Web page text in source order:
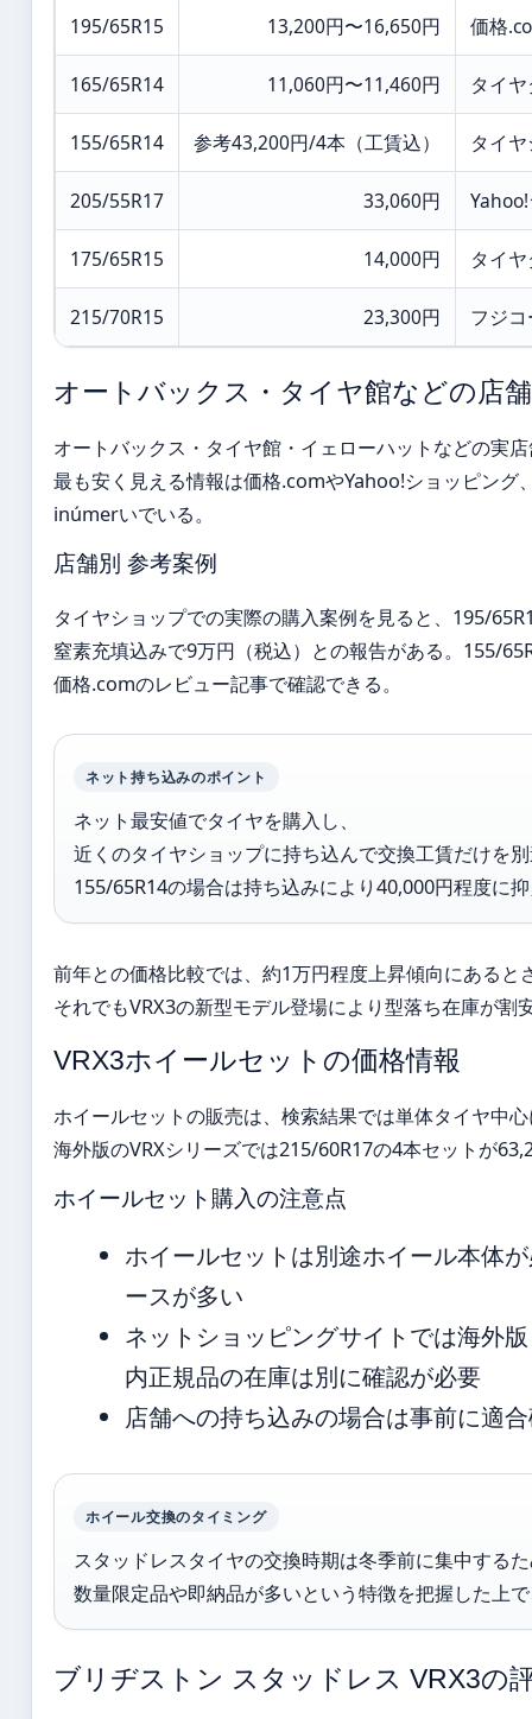
195/65R15 13,200円〜16,650円 価格
165/65R14 11,060円〜11,460円 タイ
155/65R14 参考43,200円/4本（工賃込） タイ
205/55R17 33,060円
175/65R15 14,000円 タイ
215/70R15 23,300円 フジ
オートバックス・タイヤ館などの店
オートバックス・タイヤ館・イェローハットなどの実
最も安く見える情報は価格.comやYahoo!ショッピン
inúmerいでいる。
店舗別 参考案例
タイヤショップでの実際の購入案例を見ると、195/
窒素充填込みで9万円（税込）との報告がある。155/
価格.comのレビュー記事で確認できる。
ネット持ち込みのポイント
ネット最安値でタイヤを購入し、
近くのタイヤショップに持ち込んで交換工賃だけを
155/65R14の場合は持ち込みにより40,000円程度に
前年との価格比較では、約1万円程度上昇傾向にあると
それでもVRX3の新型モデル登場により型落ち在庫が
VRX3ホイールセットの価格情報
ホイールセットの販売は、検索結果では単体タイヤ中
海外版のVRXシリーズでは215/60R17の4本セットが
ホイールセット購入の注意点
ホイールセットは別途ホイール本体
ースが多い
ネットショッピングサイトでは海外
内正規品の在庫は別に確認が必要
店舗への持ち込みの場合は事前に適
ホイール交換のタイミング
スタッドレスタイヤの交換時期は冬季前に集中する
数量限定品や即納品が多いという特徴を把握した上
ブリヂストン スタッドレス VRX3の